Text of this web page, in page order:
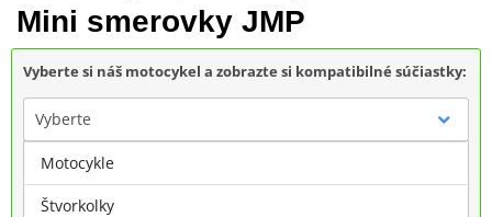
Mini smerovky JMP
Vyberte si náš motocykel a zobrazte si kompatibilné súčiastky:
Vyberte
Značka
Motocykle
Štvorkolky